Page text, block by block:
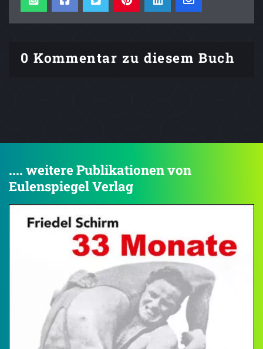
0 Kommentar zu diesem Buch
.... weitere Publikationen von
Eulenspiegel Verlag